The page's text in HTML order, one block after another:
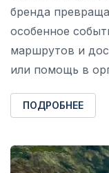
бренда
особенное
маршрутов и
или помощь в
ПОДРОБНЕЕ